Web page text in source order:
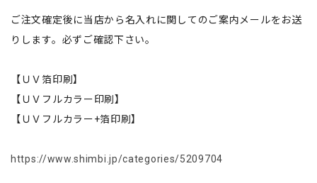
ご注文確定後に当店から名入れに関してのご案内メールをお送
りします。必ずご確認下さい。
【ＵＶ箔印刷】
【ＵＶフルカラー印刷】
【ＵＶフルカラー+箔印刷】
https://www.shimbi.jp/categories/5209704